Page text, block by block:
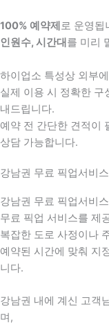
100% 예약제 로 운영됩
인원수, 시간대 를 미리
하이업소 특성상 외부
실제 이용 시 정확한 구
내드립니다.
예약 전 간단한 견적이
상담 가능합니다.
강남권 무료 픽업서비스
강남권 무료 픽업서비
무료 픽업 서비스를 제
복잡한 도로 사정이나
예약된 시간에 맞춰 지
니다.
강남권 내에 계신 고객
며,